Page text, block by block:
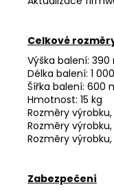
Celkové
Výška balení:
Délka balení: 1
Šířka balení: 600
Hmotnost: 15 kg
Rozměry
Rozměry
Rozměry
Zabezpečení